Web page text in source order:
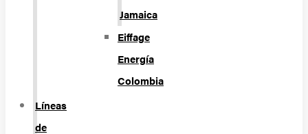
Jamaica
Eiffage
Energía
Colombia
Líneas
de